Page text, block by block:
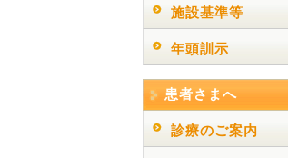
施設基準等
年頭訓示
患者さまへ
診療のご案内